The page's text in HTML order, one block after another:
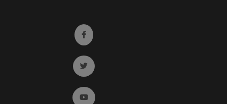
Ir a facebook (abre en ventana nueva)
Ir a twitter (abre en ventana nueva)
Ir a YouTube (abre en ventana nueva)